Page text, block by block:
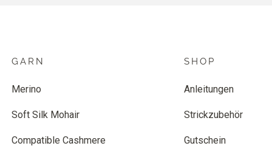
GARN
Merino
Soft Silk Mohair
Compatible Cashmere
SHOP
Anleitungen
Strickzubehör
Gutschein